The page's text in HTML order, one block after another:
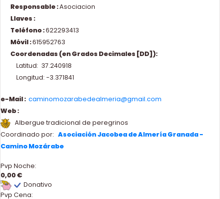
Responsable :Asociacion
Llaves :
Teléfono :622293413
Móvil :615952763
Coordenadas (en Grados Decimales [DD]):
Latitud: 37.240918
Longitud: -3.371841
e-Mail : caminomozarabedealmeria@gmail.com
Web :
Albergue tradicional de peregrinos
Coordinado por: Asociación Jacobea de Almería Granada -
Camino Mozárabe
Pvp Noche:
0,00 €
Donativo
Pvp Cena: